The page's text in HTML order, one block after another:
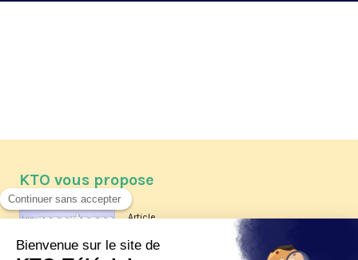
KTO vous propose
Article
Les reportages d'été 2026 de KTO